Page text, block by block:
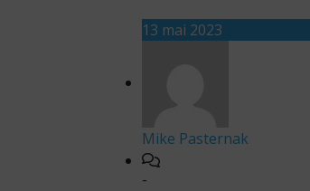
13 mai 2023
Mike Pasternak
-